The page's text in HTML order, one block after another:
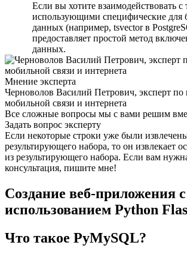
Если вы хотите взаимодействовать с
использующими специфические для
данных (например, tsvector в
предоставляет простой метод
данных.
Мнение эксперта
Черноволов Василий Петрович, эксперт по
мобильной связи и интернета
Все сложные вопросы мы с вами решим
Задать вопрос эксперту
Если некоторые строки уже были
результирующего набора, то он извлекает
из результирующего набора. Если вам
консультация, пишите мне!
Создание веб-приложения с
использованием Python
Что такое PyMySQL?